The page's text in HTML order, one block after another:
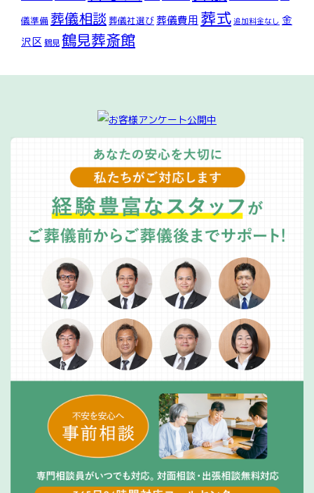
儀準備 葬儀相談 葬儀社選び 葬儀費用 葬式 追加料金なし 金
沢区 鶴見 鶴見葬斎館